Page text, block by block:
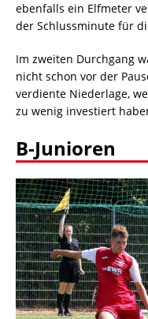
ebenfalls ein Elfmeter
der Schlussminute für
Im zweiten Durchgang
nicht schon vor der
verdiente Niederlage,
zu wenig investiert
B-Junioren